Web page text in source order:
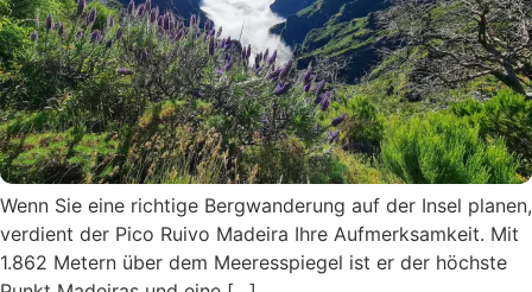
Wenn Sie eine richtige Bergwanderung auf der Insel planen,
verdient der Pico Ruivo Madeira Ihre Aufmerksamkeit. Mit
1.862 Metern über dem Meeresspiegel ist er der höchste